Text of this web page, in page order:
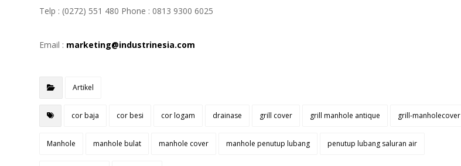
Telp : (0272) 551 480 Phone : 0813 9300 6025
Email : marketing@industrinesia.com
Artikel
cor baja cor besi cor logam drainase grill cover grill manhole antique grill-manholecover
Manhole manhole bulat manhole cover manhole penutup lubang penutup lubang saluran air